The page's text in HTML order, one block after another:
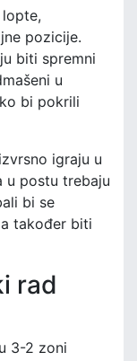
pozicije.
biti spremni
u
bi pokrili
igraju u
u postu trebaju
bi se
također biti
rad
3-2 zoni